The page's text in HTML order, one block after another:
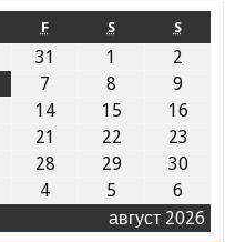
август 2026
F S S
31 1
2
7 8
9
14 15
16
21 22
23
28 29
30
4 5 6